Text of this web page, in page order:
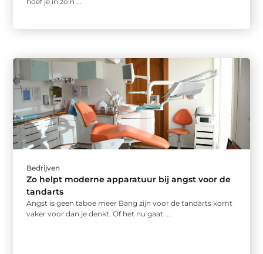
Bedrijven
Zo helpt moderne apparatuur bij angst voor de
tandarts
Angst is geen taboe meer Bang zijn voor de tandarts komt
vaker voor dan je denkt. Of het nu gaat ...